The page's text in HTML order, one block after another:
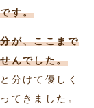
す。
が、ここまで
んでした。
分けて優しく
てきました。